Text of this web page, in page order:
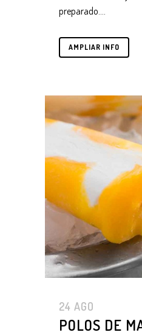
preparado....
AMPLIAR INFO
24 AGO
POLOS DE